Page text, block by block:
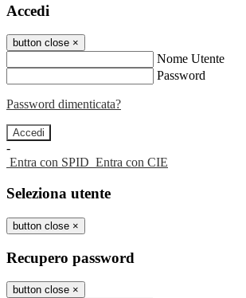
Accedi
button close ×
Nome Utente
Password
Password dimenticata?
-
Entra con SPID Entra con CIE
Seleziona utente
button close ×
Recupero password
button close ×